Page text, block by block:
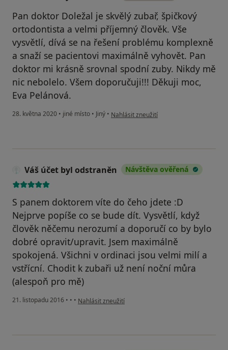
Pan doktor Doležal je skvělý zubař, špičkový
ortodontista a velmi příjemný člověk. Vše
vysvětlí, dívá se na řešení problému komplexně
a snaží se pacientovi maximálně vyhovět. Pan
doktor mi krásně srovnal spodní zuby. Nikdy mě
nic nebolelo. Všem doporučuji!!! Děkuji moc,
Eva Pelánová.
28. května 2020 • jiné místo • Jiný • podle názoru uživatele Váš účet byl
Nahlásit zneužití
Váš účet byl odstraněn Návštěva ověřená
S panem doktorem víte do čeho jdete :D
Nejprve popíše co se bude dít. Vysvětlí, když
člověk něčemu nerozumí a doporučí co by bylo
dobré opravit/upravit. Jsem maximálně
spokojená. Všichni v ordinaci jsou velmi milí a
vstřícní. Chodit k zubaři už není noční můra
(alespoň pro mě)
21. listopadu 2016 • • • podle názoru uživatele Váš účet byl odstraněn
Nahlásit zneužití